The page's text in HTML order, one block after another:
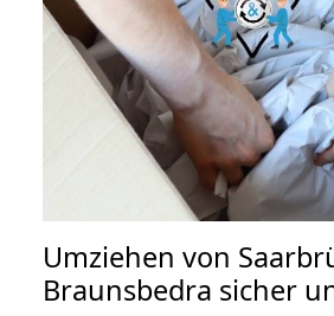
Umziehen von
Braunsbedra sicher